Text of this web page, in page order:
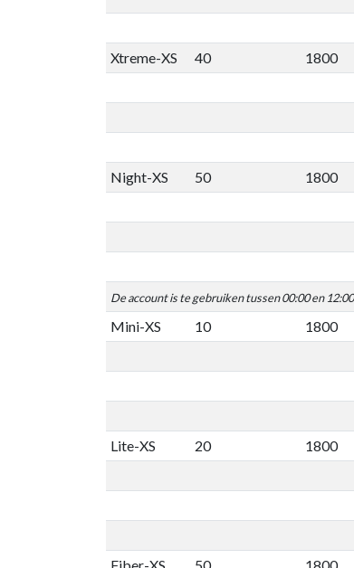
Xtreme-XS
40 1800
Night-XS
50 1800
De account is te gebruiken tussen 00:00 en
Mini-XS 10 1800
Lite-XS
20 1800
Fiber-XS
50 1800